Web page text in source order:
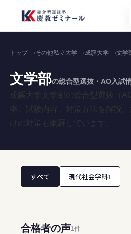
トップ その他私立大学 成蹊大学 文学
文学部の総合型選抜・AO入試
成蹊大学文学部の総合型選抜（
率、試験内容、対策方法を解説
けの対策も網羅しています。
すべて 現代社会学科1
合格者の声1件